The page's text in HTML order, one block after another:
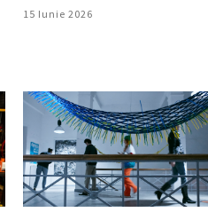
15 Iunie 2026